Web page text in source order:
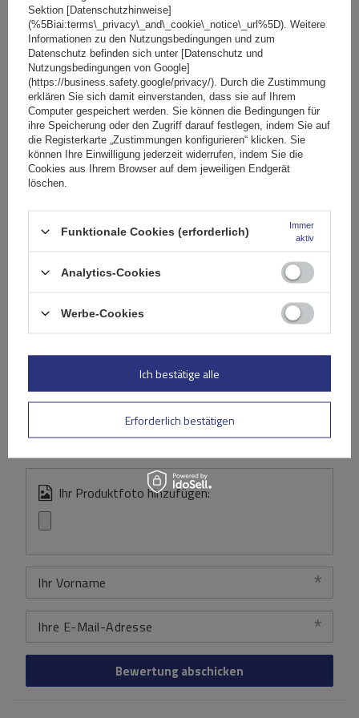
Hersteller die Verwendung von
zulässt.
Spezifikation
Das Produkt passt zu Autos
Stelle eine Frage
Ihre Bewertung schreiben
Inhalt Ihrer Bewertung
Ihr Produktfoto hinzufügen:
Ihr Vorname
Ihre E-Mail-Adresse
Bewertung abschicken
Sektion [Datenschutzhinweise]
(%5Biai:terms\_privacy\_and\_cookie\_notice\_url%5D). Weitere
Informationen zu den Nutzungsbedingungen und zum
Datenschutz befinden sich unter [Datenschutz und
Nutzungsbedingungen von Google]
(https://business.safety.google/privacy/). Durch die Zustimmung
erklären Sie sich damit einverstanden, dass sie auf Ihrem
Computer gespeichert werden. Sie können die Bedingungen für
ihre Speicherung oder den Zugriff darauf festlegen, indem Sie auf
die Registerkarte „Zustimmungen konfigurieren“ klicken. Sie
können Ihre Einwilligung jederzeit widerrufen, indem Sie die
Cookies aus Ihrem Browser auf dem jeweiligen Endgerät
löschen.
Funktionale Cookies (erforderlich)
Immer
aktiv
Analytics-Cookies
Werbe-Cookies
Erforderlich bestätigen
Ich bestätige alle